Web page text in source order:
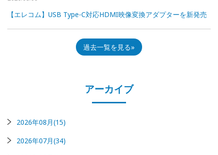
【エレコム】USB Type-C対応HDMI映像変換アダプターを新発売
過去一覧を見る
アーカイブ
2026年08月(15)
2026年07月(34)